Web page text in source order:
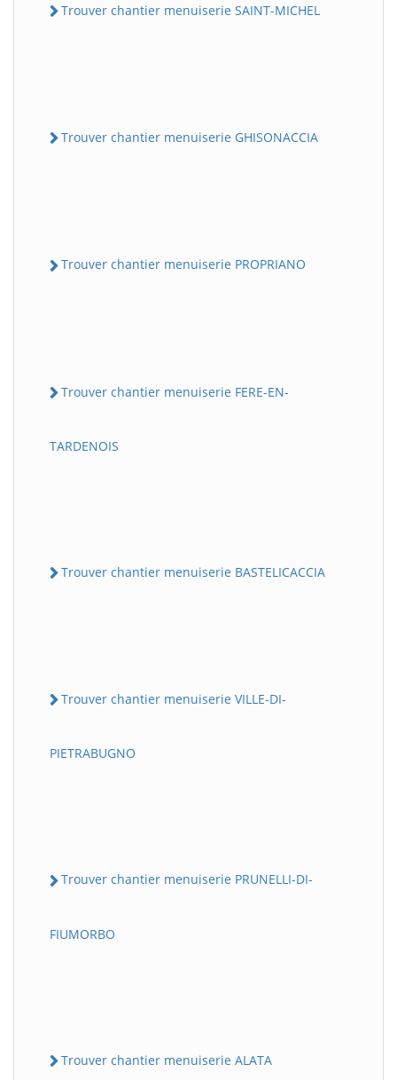
Trouver chantier menuiserie SAINT-MICHEL
Trouver chantier menuiserie GHISONACCIA
Trouver chantier menuiserie PROPRIANO
Trouver chantier menuiserie FERE-EN-
TARDENOIS
Trouver chantier menuiserie BASTELICACCIA
Trouver chantier menuiserie VILLE-DI-
PIETRABUGNO
Trouver chantier menuiserie PRUNELLI-DI-
FIUMORBO
Trouver chantier menuiserie ALATA